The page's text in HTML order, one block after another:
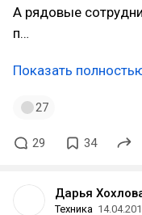
А рядовые
п…
Показать
27
29 34
Дарья
Техника